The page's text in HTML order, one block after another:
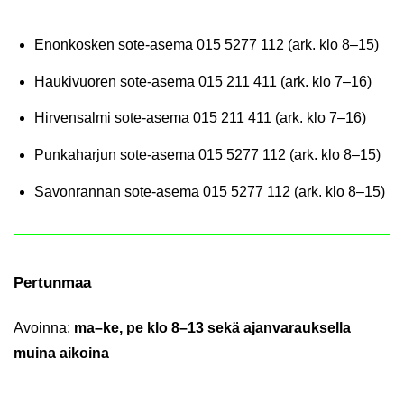
Enon­kos­ken sote-​asema 015 5277 112 (ark. klo 8–15)
Hau­ki­vuo­ren sote-​asema 015 211 411 (ark. klo 7–16)
Hir­ven­sal­mi sote-​asema015 211 411 (ark. klo 7–16)
Pun­ka­har­jun sote-​asema 015 5277 112 (ark. klo 8–15)
Sa­von­ran­nan sote-​asema 015 5277 112 (ark. klo 8–15)
Per­tun­maa
Avoin­na: ma–ke, pe klo 8–13 sekä ajan­va­rauk­sel­la
muina ai­koi­na